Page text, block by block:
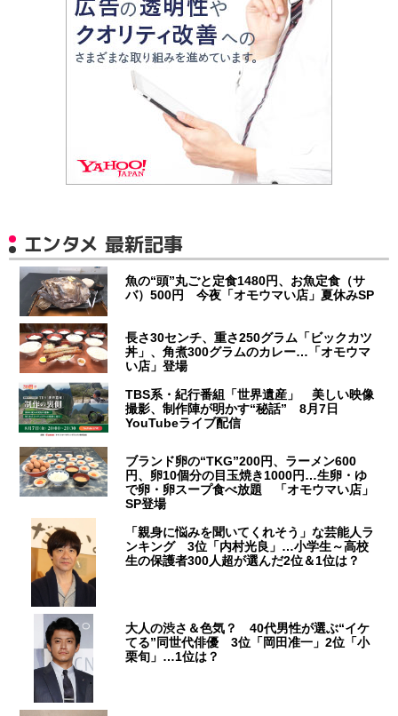
エンタメ 最新記事
魚の“頭”丸ごと定食1480円、お魚定食（サ
バ）500円 今夜「オモウマい店」夏休みSP
長さ30センチ、重さ250グラム「ビックカツ
丼」、角煮300グラムのカレー…「オモウマ
い店」登場
TBS系・紀行番組「世界遺産」 美しい映像
撮影、制作陣が明かす“秘話” 8月7日
YouTubeライブ配信
ブランド卵の“TKG”200円、ラーメン600
円、卵10個分の目玉焼き1000円…生卵・ゆ
で卵・卵スープ食べ放題 「オモウマい店」
SP登場
「親身に悩みを聞いてくれそう」な芸能人ラ
ンキング 3位「内村光良」…小学生～高校
生の保護者300人超が選んだ2位＆1位は？
大人の渋さ＆色気？ 40代男性が選ぶ“イケ
てる”同世代俳優 3位「岡田准一」2位「小
栗旬」…1位は？